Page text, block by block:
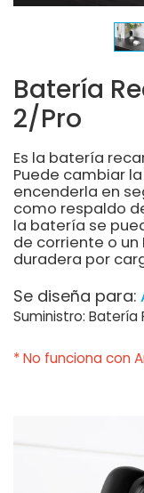
Batería
2/Pro
Es la batería
Puede cambiar
encenderla en
como respaldo
la batería se
de corriente o un
duradera por
Se diseña para:
Suministro: Batería
* No funciona con